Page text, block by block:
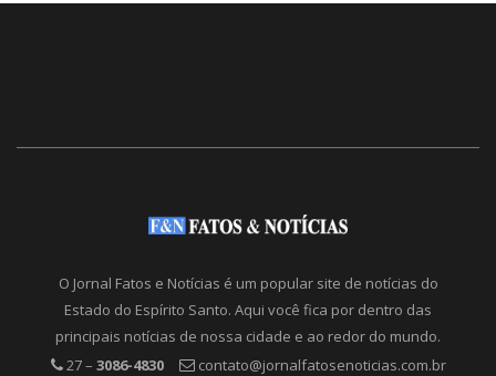
O Jornal Fatos e Notícias é um popular site de notícias do
Estado do Espírito Santo. Aqui você fica por dentro das
principais notícias de nossa cidade e ao redor do mundo.
27 – 3086-4830 contato@jornalfatosenoticias.com.br